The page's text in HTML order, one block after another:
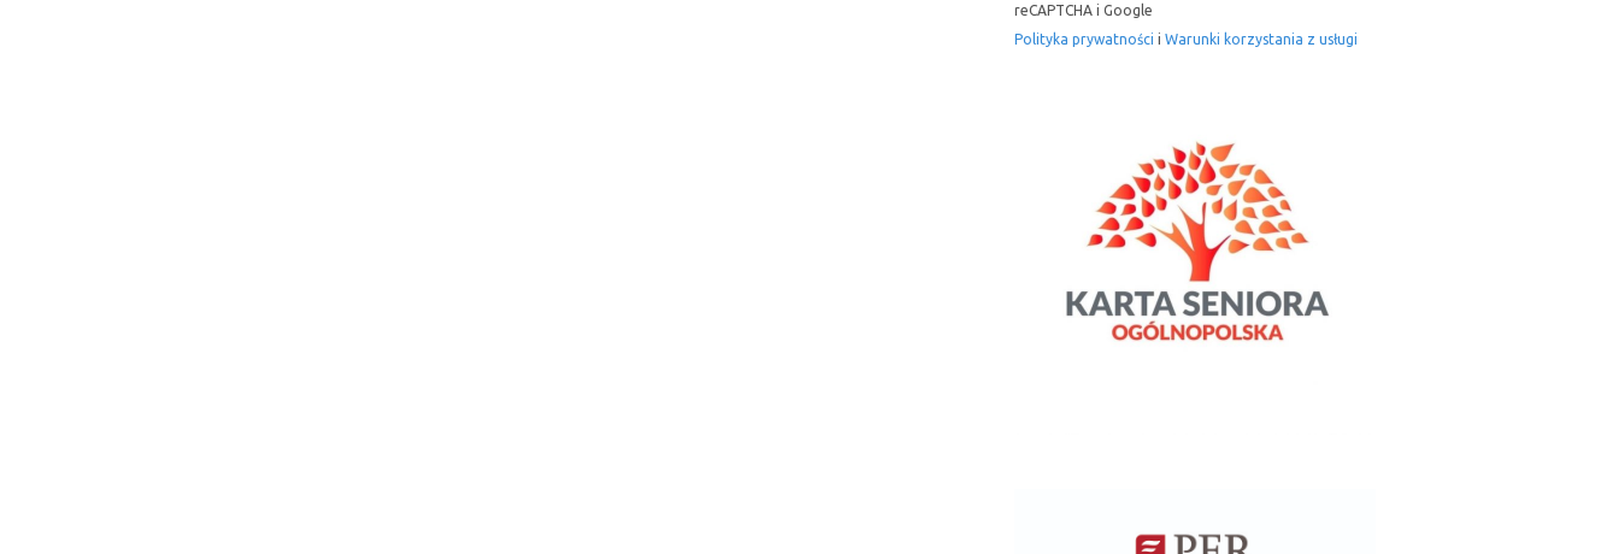
reCAPTCHA i Google
Polityka prywatności i Warunki korzystania z usługi